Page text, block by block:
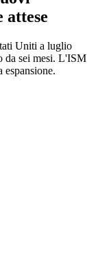
attese
Uniti a luglio
da sei mesi. L'ISM
espansione.